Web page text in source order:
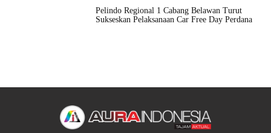
Pelindo Regional 1 Cabang Belawan Turut
Sukseskan Pelaksanaan Car Free Day Perdana